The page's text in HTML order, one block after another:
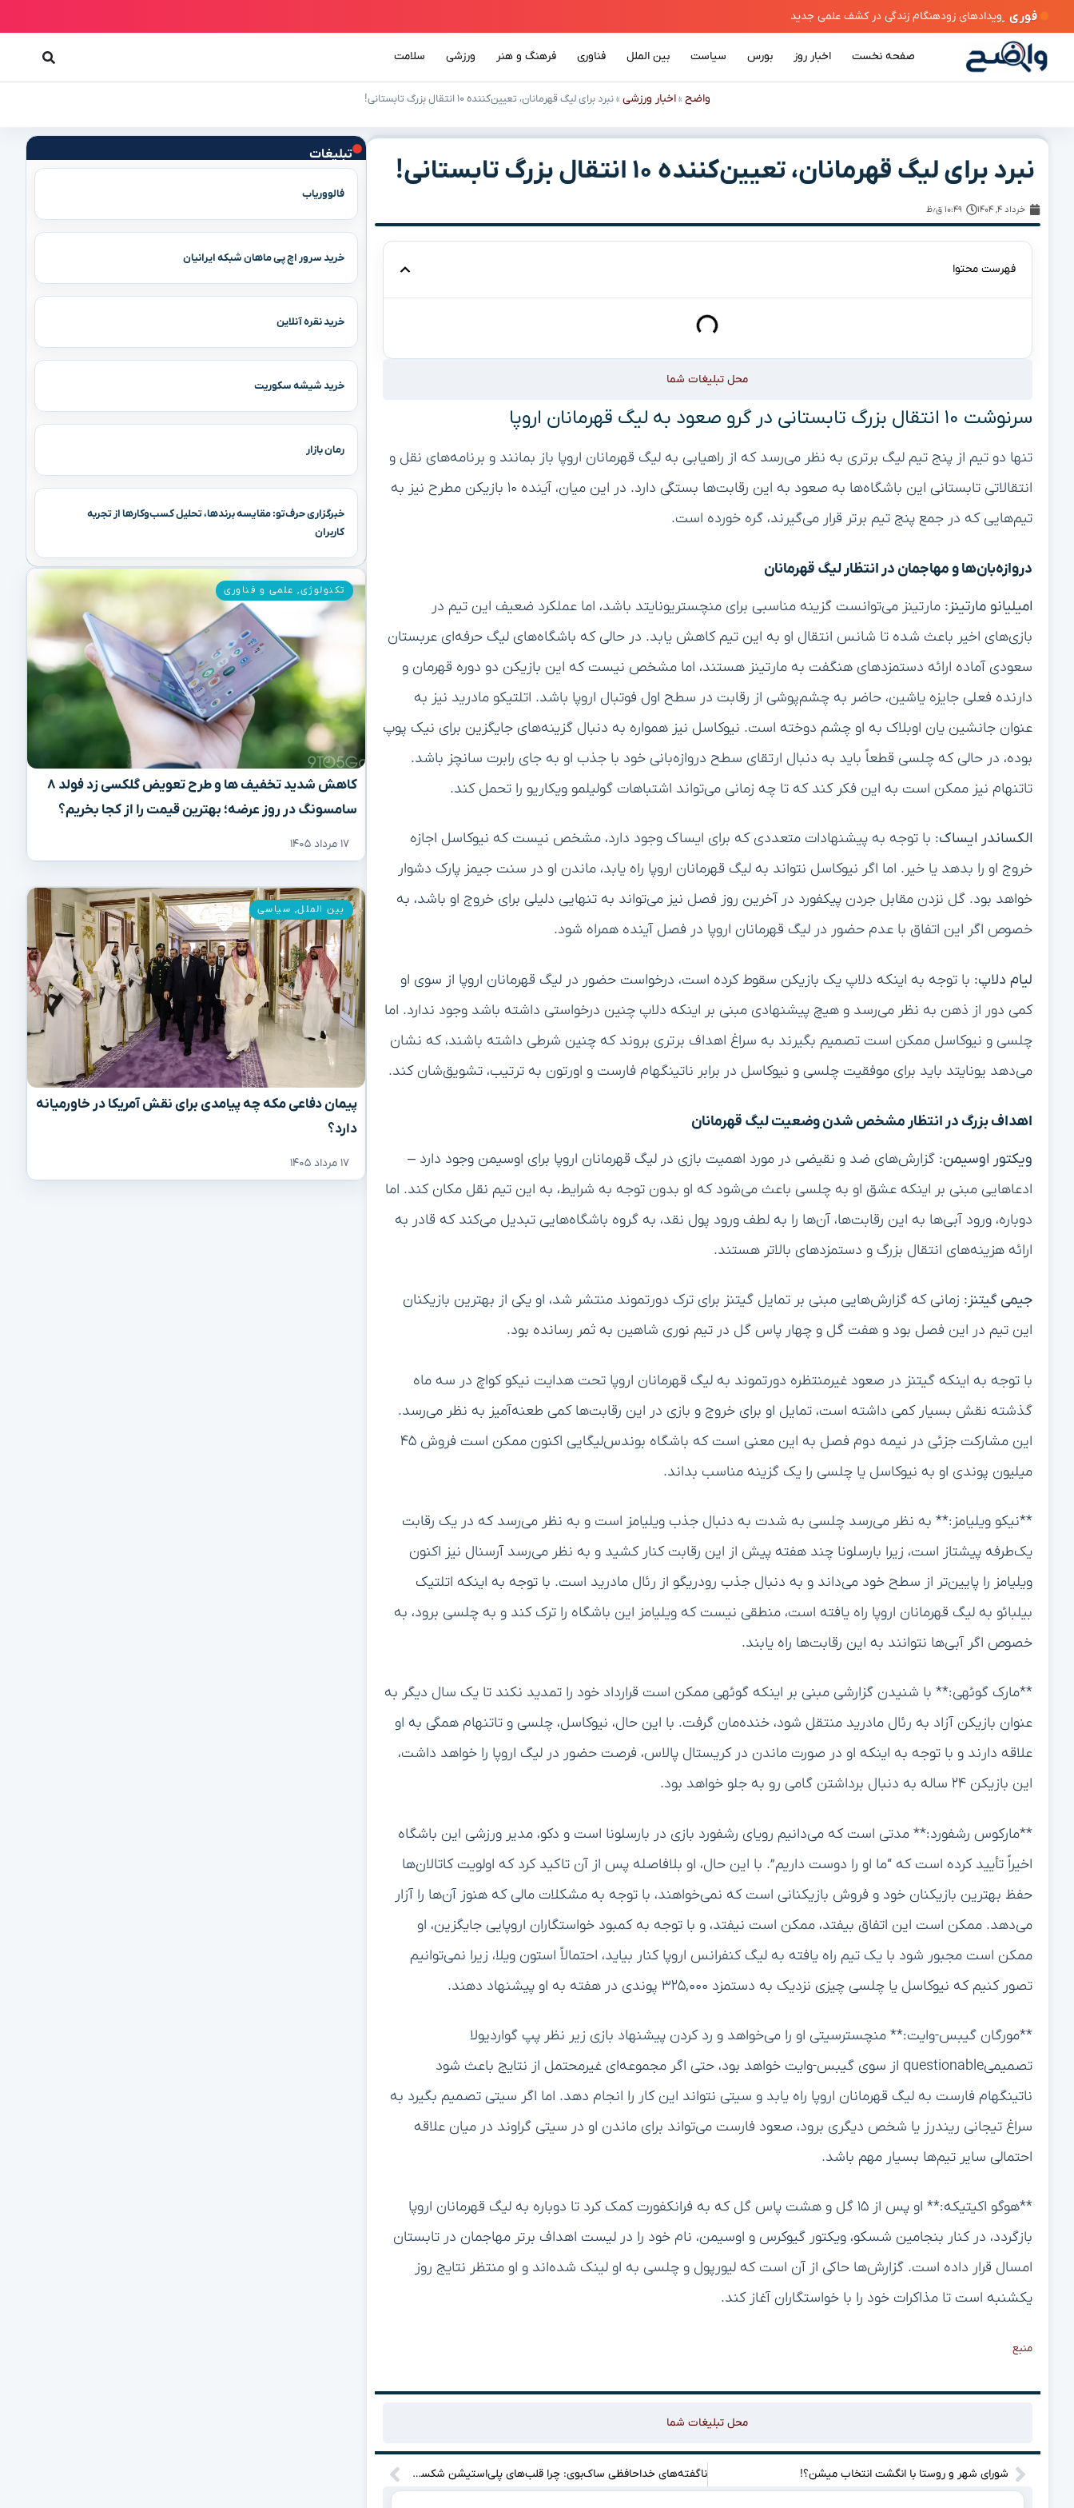
فوریزندگی در کشف علمی جدید
صفحه نخست اخبار روز بورس سیاست بین الملل فناوری فرهنگ و هنر ورزشی سلامت
واضح »اخبار ورزشی »نبرد برای لیگ قهرمانان، تعیین‌کننده ۱۰ انتقال بزرگ تابستانی!
تبلیغات
فالووریاب
خرید سرور اچ پی ماهان شبکه ایرانیان
خرید نقره آنلاین
خرید شیشه سکوریت
رمان بازار
خبرگزاری حرف‌تو: مقایسه برندها، تحلیل کسب‌وکارها از تجربه
کاربران
کاهش شدید تخفیف‌ ها و طرح تعویض گلکسی زد فولد ۸
سامسونگ در روز عرضه؛ بهترین قیمت را از کجا بخریم؟
۱۷ مرداد ۱۴۰۵
تکنولوژی, علمی و فناوری
پیمان دفاعی مکه چه پیامدی برای نقش آمریکا در خاورمیانه
دارد؟
۱۷ مرداد ۱۴۰۵
بین الملل, سیاسی
نبرد برای لیگ قهرمانان، تعیین‌کننده ۱۰ انتقال بزرگ تابستانی!
خرداد ۴, ۱۴۰۴ ۱۰:۴۹ ق٫ظ
فهرست محتوا
محل تبلیغات شما
سرنوشت ۱۰ انتقال بزرگ تابستانی در گرو صعود به لیگ قهرمانان اروپا
تنها دو تیم از پنج تیم لیگ برتری به نظر می‌رسد که از راهیابی به لیگ قهرمانان اروپا باز بمانند و برنامه‌های نقل و
انتقالاتی تابستانی این باشگاه‌ها به صعود به این رقابت‌ها بستگی دارد. در این میان، آینده ۱۰ بازیکن مطرح نیز به
تیم‌هایی که در جمع پنج تیم برتر قرار می‌گیرند، گره خورده است.
دروازه‌بان‌ها و مهاجمان در انتظار لیگ قهرمانان
امیلیانو مارتینز: مارتینز می‌توانست گزینه مناسبی برای منچستریونایتد باشد، اما عملکرد ضعیف این تیم در
بازی‌های اخیر باعث شده تا شانس انتقال او به این تیم کاهش یابد. در حالی که باشگاه‌های لیگ حرفه‌ای عربستان
سعودی آماده ارائه دستمزدهای هنگفت به مارتینز هستند، اما مشخص نیست که این بازیکن دو دوره قهرمان و
دارنده فعلی جایزه یاشین، حاضر به چشم‌پوشی از رقابت در سطح اول فوتبال اروپا باشد. اتلتیکو مادرید نیز به
عنوان جانشین یان اوبلاک به او چشم دوخته است. نیوکاسل نیز همواره به دنبال گزینه‌های جایگزین برای نیک پوپ
بوده، در حالی که چلسی قطعاً باید به دنبال ارتقای سطح دروازه‌بانی خود با جذب او به جای رابرت سانچز باشد.
تاتنهام نیز ممکن است به این فکر کند که تا چه زمانی می‌تواند اشتباهات گولیلمو ویکاریو را تحمل کند.
الکساندر ایساک: با توجه به پیشنهادات متعددی که برای ایساک وجود دارد، مشخص نیست که نیوکاسل اجازه
خروج او را بدهد یا خیر. اما اگر نیوکاسل نتواند به لیگ قهرمانان اروپا راه یابد، ماندن او در سنت جیمز پارک دشوار
خواهد بود. گل نزدن مقابل جردن پیکفورد در آخرین روز فصل نیز می‌تواند به تنهایی دلیلی برای خروج او باشد، به
خصوص اگر این اتفاق با عدم حضور در لیگ قهرمانان اروپا در فصل آینده همراه شود.
لیام دلاپ: با توجه به اینکه دلاپ یک بازیکن سقوط کرده است، درخواست حضور در لیگ قهرمانان اروپا از سوی او
کمی دور از ذهن به نظر می‌رسد و هیچ پیشنهادی مبنی بر اینکه دلاپ چنین درخواستی داشته باشد وجود ندارد. اما
چلسی و نیوکاسل ممکن است تصمیم بگیرند به سراغ اهداف برتری بروند که چنین شرطی داشته باشند، که نشان
می‌دهد یونایتد باید برای موفقیت چلسی و نیوکاسل در برابر ناتینگهام فارست و اورتون به ترتیب، تشویق‌شان کند.
اهداف بزرگ در انتظار مشخص شدن وضعیت لیگ قهرمانان
ویکتور اوسیمن: گزارش‌های ضد و نقیضی در مورد اهمیت بازی در لیگ قهرمانان اروپا برای اوسیمن وجود دارد –
ادعاهایی مبنی بر اینکه عشق او به چلسی باعث می‌شود که او بدون توجه به شرایط، به این تیم نقل مکان کند. اما
دوباره، ورود آبی‌ها به این رقابت‌ها، آن‌ها را به لطف ورود پول نقد، به گروه باشگاه‌هایی تبدیل می‌کند که قادر به
ارائه هزینه‌های انتقال بزرگ و دستمزدهای بالاتر هستند.
جیمی گیتنز: زمانی که گزارش‌هایی مبنی بر تمایل گیتنز برای ترک دورتموند منتشر شد، او یکی از بهترین بازیکنان
این تیم در این فصل بود و هفت گل و چهار پاس گل در تیم نوری شاهین به ثمر رسانده بود.
با توجه به اینکه گیتنز در صعود غیرمنتظره دورتموند به لیگ قهرمانان اروپا تحت هدایت نیکو کواچ در سه ماه
گذشته نقش بسیار کمی داشته است، تمایل او برای خروج و بازی در این رقابت‌ها کمی طعنه‌آمیز به نظر می‌رسد.
این مشارکت جزئی در نیمه دوم فصل به این معنی است که باشگاه بوندس‌لیگایی اکنون ممکن است فروش ۴۵
میلیون پوندی او به نیوکاسل یا چلسی را یک گزینه مناسب بداند.
**نیکو ویلیامز:** به نظر می‌رسد چلسی به شدت به دنبال جذب ویلیامز است و به نظر می‌رسد که در یک رقابت
یک‌طرفه پیشتاز است، زیرا بارسلونا چند هفته پیش از این رقابت کنار کشید و به نظر می‌رسد آرسنال نیز اکنون
ویلیامز را پایین‌تر از سطح خود می‌داند و به دنبال جذب رودریگو از رئال مادرید است. با توجه به اینکه اتلتیک
بیلبائو به لیگ قهرمانان اروپا راه یافته است، منطقی نیست که ویلیامز این باشگاه را ترک کند و به چلسی برود، به
خصوص اگر آبی‌ها نتوانند به این رقابت‌ها راه یابند.
**مارک گوئهی:** با شنیدن گزارشی مبنی بر اینکه گوئهی ممکن است قرارداد خود را تمدید نکند تا یک سال دیگر به
عنوان بازیکن آزاد به رئال مادرید منتقل شود، خنده‌مان گرفت. با این حال، نیوکاسل، چلسی و تاتنهام همگی به او
علاقه دارند و با توجه به اینکه او در صورت ماندن در کریستال پالاس، فرصت حضور در لیگ اروپا را خواهد داشت،
این بازیکن ۲۴ ساله به دنبال برداشتن گامی رو به جلو خواهد بود.
**مارکوس رشفورد:** مدتی است که می‌دانیم رویای رشفورد بازی در بارسلونا است و دکو، مدیر ورزشی این باشگاه
اخیراً تأیید کرده است که “ما او را دوست داریم”. با این حال، او بلافاصله پس از آن تاکید کرد که اولویت کاتالان‌ها
حفظ بهترین بازیکنان خود و فروش بازیکنانی است که نمی‌خواهند، با توجه به مشکلات مالی که هنوز آن‌ها را آزار
می‌دهد. ممکن است این اتفاق بیفتد، ممکن است نیفتد، و با توجه به کمبود خواستگاران اروپایی جایگزین، او
ممکن است مجبور شود با یک تیم راه یافته به لیگ کنفرانس اروپا کنار بیاید، احتمالاً استون ویلا، زیرا نمی‌توانیم
تصور کنیم که نیوکاسل یا چلسی چیزی نزدیک به دستمزد ۳۲۵,۰۰۰ پوندی در هفته به او پیشنهاد دهند.
**مورگان گیبس-وایت:** منچسترسیتی او را می‌خواهد و رد کردن پیشنهاد بازی زیر نظر پپ گواردیولا
تصمیمیquestionable از سوی گیبس-وایت خواهد بود، حتی اگر مجموعه‌ای غیرمحتمل از نتایج باعث شود
ناتینگهام فارست به لیگ قهرمانان اروپا راه یابد و سیتی نتواند این کار را انجام دهد. اما اگر سیتی تصمیم بگیرد به
سراغ تیجانی ریندرز یا شخص دیگری برود، صعود فارست می‌تواند برای ماندن او در سیتی گراوند در میان علاقه
احتمالی سایر تیم‌ها بسیار مهم باشد.
**هوگو اکیتیکه:** او پس از ۱۵ گل و هشت پاس گل که به فرانکفورت کمک کرد تا دوباره به لیگ قهرمانان اروپا
بازگردد، در کنار بنجامین شسکو، ویکتور گیوکرس و اوسیمن، نام خود را در لیست اهداف برتر مهاجمان در تابستان
امسال قرار داده است. گزارش‌ها حاکی از آن است که لیورپول و چلسی به او لینک شده‌اند و او منتظر نتایج روز
یکشنبه است تا مذاکرات خود را با خواستگاران آغاز کند.
منبع
محل تبلیغات شما
شورای شهر و روستا با انگشت انتخاب میشن؟! ناگفته‌های خداحافظی ساک‌بوی: چرا قلب‌های پلی‌استیشن شکست؟